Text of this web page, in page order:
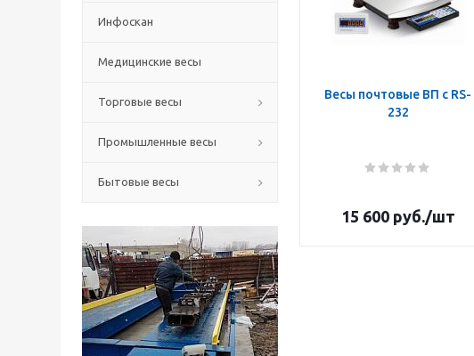
Инфоскан
Медицинские весы
Торговые весы
Промышленные весы
Бытовые весы
Весы почтовые ВП с RS-
232
15 600руб./шт